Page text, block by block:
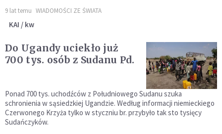
9 lat temu WIADOMOŚCI ZE ŚWIATA
KAI / kw
Do Ugandy uciekło już
700 tys. osób z Sudanu Pd.
Ponad 700 tys. uchodźców z Południowego Sudanu szuka
schronienia w sąsiedzkiej Ugandzie. Według informacji niemieckiego
Czerwonego Krzyża tylko w styczniu br. przybyło tak sto tysięcy
Sudańczyków.